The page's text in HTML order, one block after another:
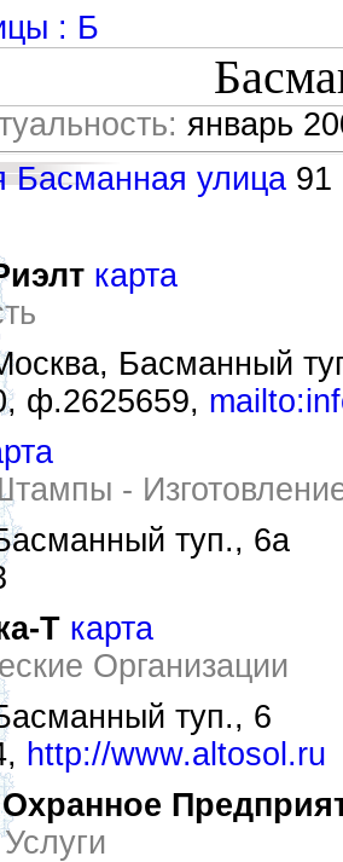
: Б
январь
Басманная улица 91
карта
Басманный
ф.2625659,
-
туп., 6а
Т карта
Организации
туп., 6
http://www.altosol.ru
Охранное